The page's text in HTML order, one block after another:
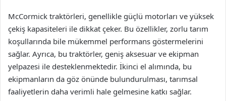
McCormick traktörleri, genellikle güçlü motorları ve yüksek
çekiş kapasiteleri ile dikkat çeker. Bu özellikler, zorlu tarım
koşullarında bile mükemmel performans göstermelerini
sağlar. Ayrıca, bu traktörler, geniş aksesuar ve ekipman
yelpazesi ile desteklenmektedir. İkinci el alımında, bu
ekipmanların da göz önünde bulundurulması, tarımsal
faaliyetlerin daha verimli hale gelmesine katkı sağlar.